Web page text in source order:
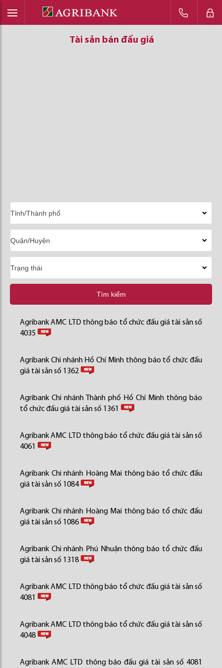
Tài sản bán đấu giá
Tài sản bán đấu giá
Tài sản bán đấu giá
Tìm kiếm
Agribank AMC LTD thông báo tổ chức đấu giá tài sản số
4035
Agribank Chi nhánh Hồ Chí Minh thông báo tổ chức đấu
giá tài sản số 1362
Agribank Chi nhánh Thành phố Hồ Chí Minh thông báo
tổ chức đấu giá tài sản số 1361
Agribank AMC LTD thông báo tổ chức đấu giá tài sản số
4061
Agribank Chi nhánh Hoàng Mai thông báo tổ chức đấu
giá tài sản số 1084
Agribank Chi nhánh Hoàng Mai thông báo tổ chức đấu
giá tài sản số 1086
Agribank Chi nhánh Phú Nhuận thông báo tổ chức đấu
giá tài sản số 1318
Agribank AMC LTD thông báo tổ chức đấu giá tài sản số
4081
Agribank AMC LTD thông báo tổ chức đấu giá tài sản số
4048
Agribank AMC LTD thông báo đấu giá tài sản số 4081